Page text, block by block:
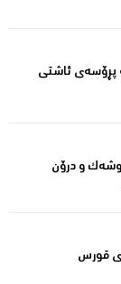
پڕۆسه‌ی ئاشتی
و درۆن
قورس